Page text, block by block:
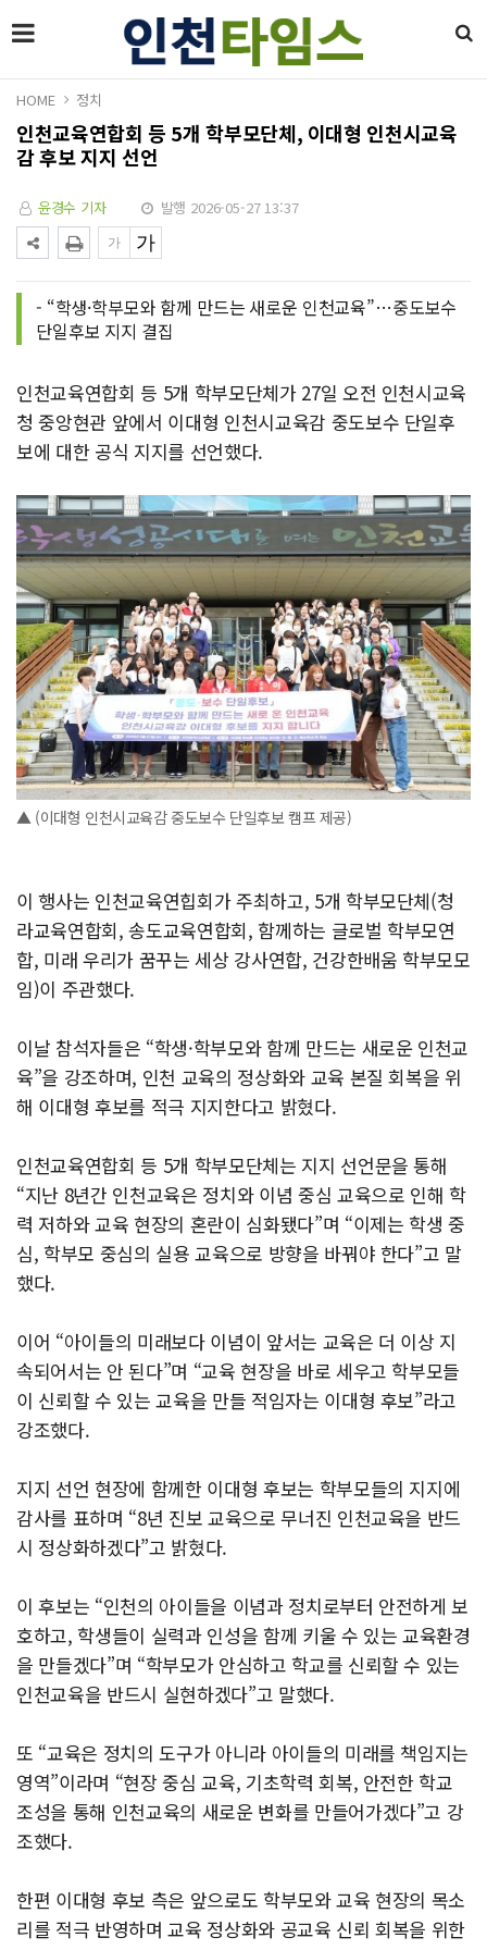
HOME 정치
인천교육연합회 등 5개 학부모단체, 이대형 인천시교육
감 후보 지지 선언
윤경수 기자 발행 2026-05-27 13:37
- “학생·학부모와 함께 만드는 새로운 인천교육”…중도보수
단일후보 지지 결집
인천교육연합회 등 5개 학부모단체가 27일 오전 인천시교육
청 중앙현관 앞에서 이대형 인천시교육감 중도보수 단일후
보에 대한 공식 지지를 선언했다.
▲ (이대형 인천시교육감 중도보수 단일후보 캠프 제공)
이 행사는 인천교육연힙회가 주최하고, 5개 학부모단체(청
라교육연합회, 송도교육연합회, 함께하는 글로벌 학부모연
합, 미래 우리가 꿈꾸는 세상 강사연합, 건강한배움 학부모모
임)이 주관했다.
이날 참석자들은 “학생·학부모와 함께 만드는 새로운 인천교
육”을 강조하며, 인천 교육의 정상화와 교육 본질 회복을 위
해 이대형 후보를 적극 지지한다고 밝혔다.
인천교육연합회 등 5개 학부모단체는 지지 선언문을 통해
“지난 8년간 인천교육은 정치와 이념 중심 교육으로 인해 학
력 저하와 교육 현장의 혼란이 심화됐다”며 “이제는 학생 중
심, 학부모 중심의 실용 교육으로 방향을 바꿔야 한다”고 말
했다.
이어 “아이들의 미래보다 이념이 앞서는 교육은 더 이상 지
속되어서는 안 된다”며 “교육 현장을 바로 세우고 학부모들
이 신뢰할 수 있는 교육을 만들 적임자는 이대형 후보”라고
강조했다.
지지 선언 현장에 함께한 이대형 후보는 학부모들의 지지에
감사를 표하며 “8년 진보 교육으로 무너진 인천교육을 반드
시 정상화하겠다”고 밝혔다.
이 후보는 “인천의 아이들을 이념과 정치로부터 안전하게 보
호하고, 학생들이 실력과 인성을 함께 키울 수 있는 교육환경
을 만들겠다”며 “학부모가 안심하고 학교를 신뢰할 수 있는
인천교육을 반드시 실현하겠다”고 말했다.
또 “교육은 정치의 도구가 아니라 아이들의 미래를 책임지는
영역”이라며 “현장 중심 교육, 기초학력 회복, 안전한 학교
조성을 통해 인천교육의 새로운 변화를 만들어가겠다”고 강
조했다.
한편 이대형 후보 측은 앞으로도 학부모와 교육 현장의 목소
리를 적극 반영하며 교육 정상화와 공교육 신뢰 회복을 위한